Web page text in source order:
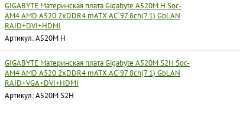
GIGABYTE Материнская плата Gigabyte A520M H Soc-
AM4 AMD A520 2xDDR4 mATX AC`97 8ch(7.1) GbLAN
RAID+DVI+HDMI
Артикул: A520M H
GIGABYTE Материнская плата Gigabyte A520M S2H Soc-
AM4 AMD A520 2xDDR4 mATX AC`97 8ch(7.1) GbLAN
RAID+VGA+DVI+HDMI
Артикул: A520M S2H